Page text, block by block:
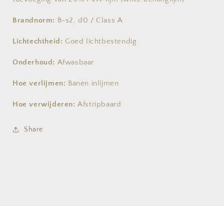
Brandnorm: B-s2, d0 / Class A
Lichtechtheid: Goed lichtbestendig
Onderhoud: Afwasbaar
Hoe verlijmen: Banen inlijmen
Hoe verwijderen:Afstripbaard
Share